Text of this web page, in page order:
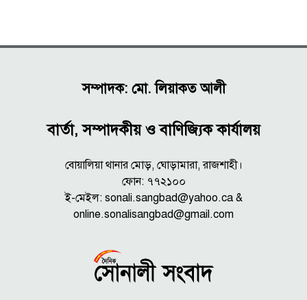
সম্পাদক: মো. লিয়াকত আলী
বার্তা, সম্পাদকীয় ও বাণিজ্যিক কার্যালয়
বোয়ালিয়া থানার মোড়, ঘোড়ামারা, রাজশাহী।
ফোন: ৭৭২১০০
ই-মেইল: sonali.sangbad@yahoo.ca &
online.sonalisangbad@gmail.com